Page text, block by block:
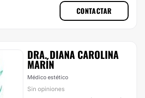
CONTACTAR
DRA. DIANA CAROLINA
MARÍN
Médico estético
Sin opiniones